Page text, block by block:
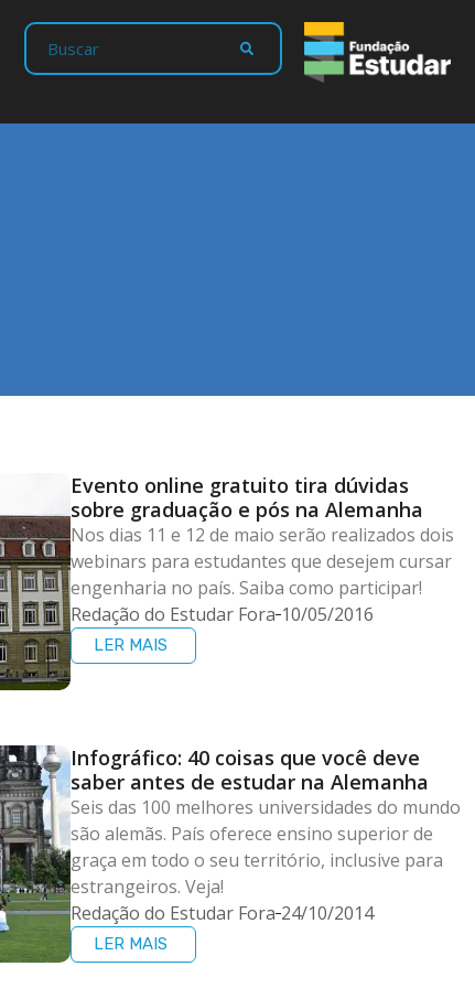
Evento online gratuito tira dúvidas
sobre graduação e pós na Alemanha
Nos dias 11 e 12 de maio serão realizados dois
webinars para estudantes que desejem cursar
engenharia no país. Saiba como participar!
Redação do Estudar Fora 10/05/2016
LER MAIS
Infográfico: 40 coisas que você deve
saber antes de estudar na Alemanha
Seis das 100 melhores universidades do mundo
são alemãs. País oferece ensino superior de
graça em todo o seu território, inclusive para
estrangeiros. Veja!
Redação do Estudar Fora 24/10/2014
LER MAIS